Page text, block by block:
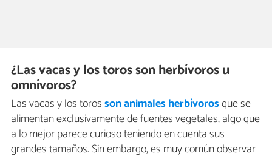
¿Las vacas y los toros son herbívoros u
omnívoros?
Las vacas y los torosson animales herbívorosque se
alimentan exclusivamente de fuentes vegetales, algo que
a lo mejor parece curioso teniendo en cuenta sus
grandes tamaños. Sin embargo, es muy común observar